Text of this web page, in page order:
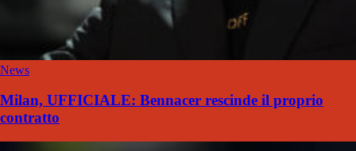
News
Milan, UFFICIALE: Bennacer rescinde il proprio
contratto